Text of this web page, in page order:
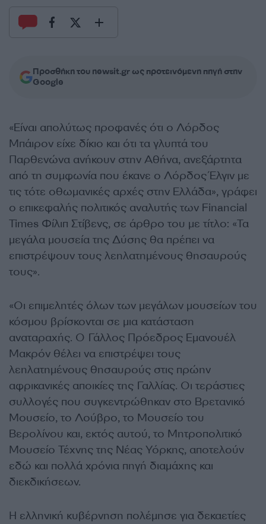
Προσθήκη του newsit.gr ως προτεινόμενη πηγή στην
Google
«Είναι απολύτως προφανές ότι ο Λόρδος
Μπάιρον είχε δίκιο και ότι τα γλυπτά του
Παρθενώνα ανήκουν στην Αθήνα, ανεξάρτητα
από τη συμφωνία που έκανε ο Λόρδος Έλγιν με
τις τότε οθωμανικές αρχές στην Ελλάδα», γράφει
ο επικεφαλής πολιτικός αναλυτής των Financial
Times Φίλιπ Στίβενς, σε άρθρο του με τίτλο: «Τα
μεγάλα μουσεία της Δύσης θα πρέπει να
επιστρέψουν τους λεηλατημένους θησαυρούς
τους».
«Οι επιμελητές όλων των μεγάλων μουσείων του
κόσμου βρίσκονται σε μια κατάσταση
αναταραχής. Ο Γάλλος Πρόεδρος Εμανουέλ
Μακρόν θέλει να επιστρέψει τους
λεηλατημένους θησαυρούς στις πρώην
αφρικανικές αποικίες της Γαλλίας. Οι τεράστιες
συλλογές που συγκεντρώθηκαν στο Βρετανικό
Μουσείο, το Λούβρο, το Μουσείο του
Βερολίνου και, εκτός αυτού, το Μητροπολιτικό
Μουσείο Τέχνης της Νέας Υόρκης, αποτελούν
εδώ και πολλά χρόνια πηγή διαμάχης και
διεκδικήσεων.
Η ελληνική κυβέρνηση πολέμησε για δεκαετίες